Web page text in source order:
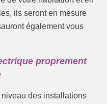
ils seront en mesure
également vous
proprement
des installations